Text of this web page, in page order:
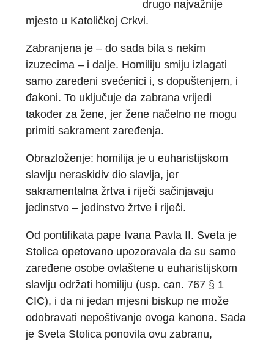
drugo najvažnije
mjesto u Katoličkoj Crkvi.
Zabranjena je – do sada bila s nekim
izuzecima – i dalje. Homiliju smiju izlagati
samo zaređeni svećenici i, s dopuštenjem, i
đakoni. To uključuje da zabrana vrijedi
također za žene, jer žene načelno ne mogu
primiti sakrament zaređenja.
Obrazloženje: homilija je u euharistijskom
slavlju neraskidiv dio slavlja, jer
sakramentalna žrtva i riječi sačinjavaju
jedinstvo – jedinstvo žrtve i riječi.
Od pontifikata pape Ivana Pavla II. Sveta je
Stolica opetovano upozoravala da su samo
zaređene osobe ovlaštene u euharistijskom
slavlju održati homiliju (usp. can. 767 § 1
CIC), i da ni jedan mjesni biskup ne može
odobravati nepoštivanje ovoga kanona. Sada
je Sveta Stolica ponovila ovu zabranu,